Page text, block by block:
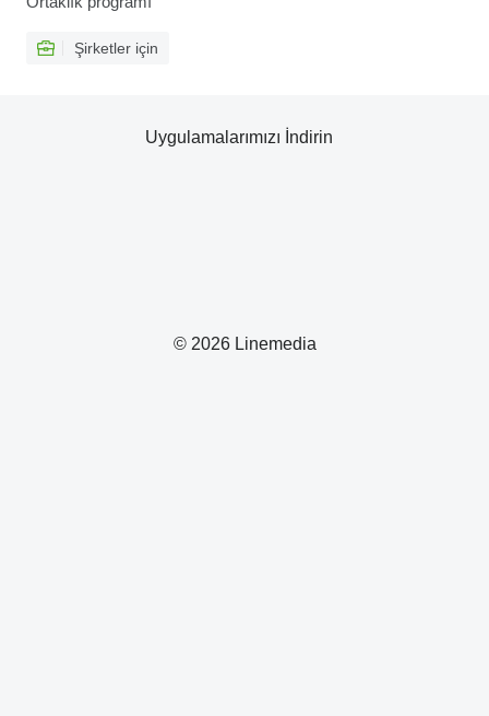
Şirketler için
© 2026 Linemedia
Uygulamalarımızı İndirin